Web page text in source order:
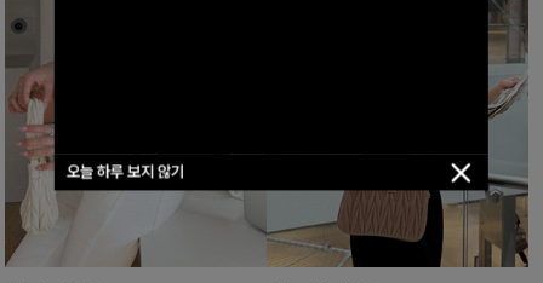
오늘 하루 보지 않기